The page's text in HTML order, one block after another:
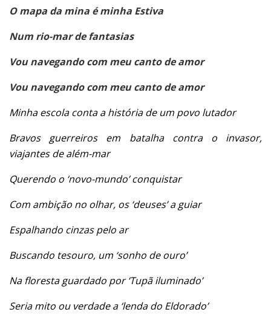
O mapa da mina é minha Estiva
Num rio-mar de fantasias
Vou navegando com meu canto de amor
Vou navegando com meu canto de amor
Minha escola conta a história de um povo lutador
Bravos guerreiros em batalha contra o invasor,
viajantes de além-mar
Querendo o ‘novo-mundo’ conquistar
Com ambição no olhar, os ‘deuses’ a guiar
Espalhando cinzas pelo ar
Buscando tesouro, um ‘sonho de ouro’
Na floresta guardado por ‘Tupã iluminado’
Seria mito ou verdade a ‘lenda do Eldorado’